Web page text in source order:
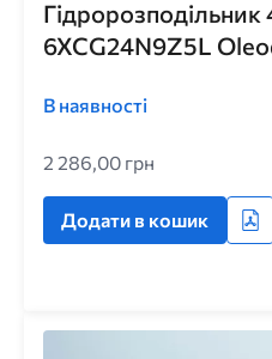
6XCG24N9Z5L
В наявності
2 286,00 грн
Додати в кошик